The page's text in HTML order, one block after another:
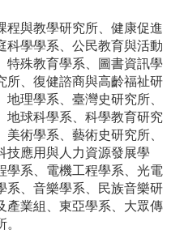
程與教學研究所、健康促進
科學學系、公民教育與活動
特殊教育學系、圖書資訊學
所、復健諮商與高齡福祉研
理學系、臺灣史研究所、
地球科學系、科學教育研究
術學系、藝術史研究所、
技應用與人力資源發展學
學系、電機工程學系、光電
系、音樂學系、民族音樂研
產業組、東亞學系、大眾傳